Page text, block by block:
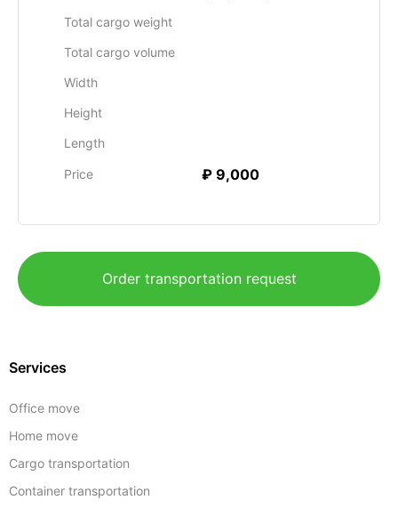
Total cargo weight
Total cargo volume
Width
Height
Length
Price ₽ 9,000
Order transportation request
Services
Office move
Home move
Cargo transportation
Container transportation